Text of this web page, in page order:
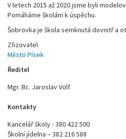
V letech 2015 až 2020 jsme byli
Pomáháme školám k úspěchu.
Šobrovka je škola semknutá dovnitř a
Zřizovatel
Město Písek
Ředitel
Mgr. Bc. Jaroslav Volf
Kontakty
Kancelář školy - 380 422 500
Školní jídelna – 382 216 588